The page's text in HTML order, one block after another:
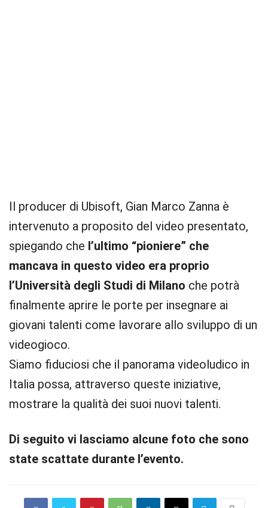
Il producer di Ubisoft, Gian Marco Zanna è
intervenuto a proposito del video presentato,
spiegando che l’ultimo “pioniere” che
mancava in questo video era proprio
l’Università degli Studi di Milano che potrà
finalmente aprire le porte per insegnare ai
giovani talenti come lavorare allo sviluppo di un
videogioco.
Siamo fiduciosi che il panorama videoludico in
Italia possa, attraverso queste iniziative,
mostrare la qualità dei suoi nuovi talenti.
Di seguito vi lasciamo alcune foto che sono
state scattate durante l’evento.